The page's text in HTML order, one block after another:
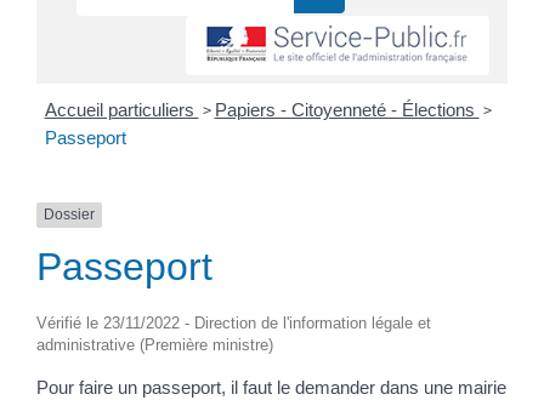
Accueil particuliers > Papiers - Citoyenneté - Élections >
Passeport
Dossier
Passeport
Vérifié le 23/11/2022 - Direction de l'information légale et
administrative (Première ministre)
Pour faire un passeport, il faut le demander dans une mairie